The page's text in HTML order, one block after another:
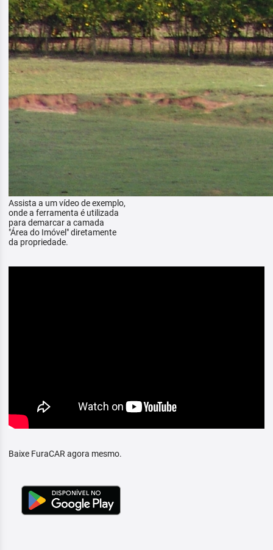
Assista a um vídeo de exemplo,
onde a ferramenta é utilizada
para demarcar a camada
"Área do Imóvel" diretamente
da propriedade.
Baixe FuraCAR agora mesmo.